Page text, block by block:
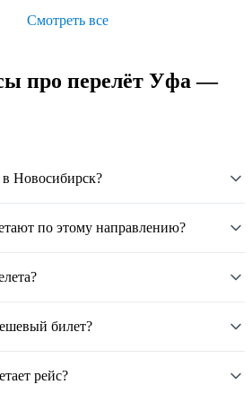
Смотреть все
про перелёт Уфа —
Новосибирск?
по этому направлению?
билет?
рейс?